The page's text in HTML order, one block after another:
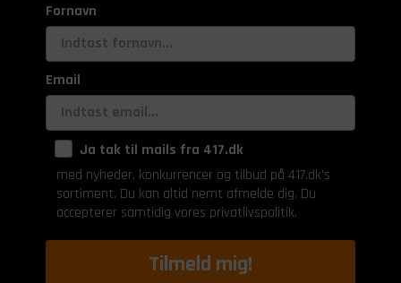
Fornavn
Email
Ja tak til mails fra 417.dk
med nyheder, konkurrencer og tilbud på 417.dk's
sortiment. Du kan altid nemt afmelde dig. Du
accepterer samtidig vores privatlivspolitik.
Tilmeld mig!